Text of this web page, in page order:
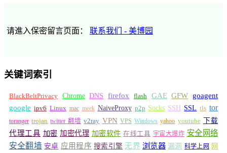
请進入保密留言页面： 联系我们 - 美博园
关键词索引
BlackBeltPrivacy Chrome DNS firefox flash GAE GFW
goagent
google ipv6 Linux mac meek NaiveProxy p2p Socks SSH SSL tls tor
toranger trojan twitter 翻墙 v2ray VPN VPS Windows yahoo youtube 下载
代理工具 加密 加密代理 加密软件 在线工具 宇宙大爆炸 安全网络
安全翻墙 安卓 应用程序 搜索引擎 无界 浏览器 漏洞 科学上网 网